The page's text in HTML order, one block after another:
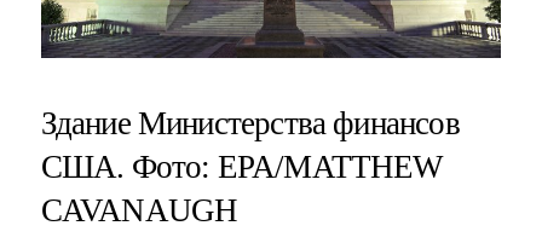
Здание Министерства финансов
США. Фото: EPA/MATTHEW
CAVANAUGH